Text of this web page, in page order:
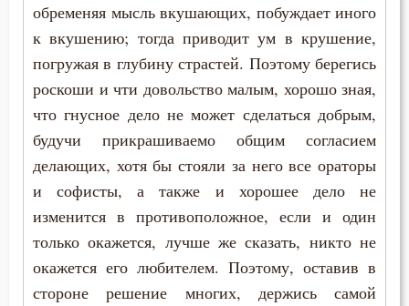
Терпение
Трезвение
Троица
Тщеславие
Ум
Христос
обременяя мысль вкушающих, побуждает иного
к вкушению; тогда приводит ум в крушение,
погружая в глубину страстей. Поэтому берегись
роскоши и чти довольство малым, хорошо зная,
что гнусное дело не может сделаться добрым,
будучи прикрашиваемо общим согласием
делающих, хотя бы стояли за него все ораторы
и софисты, а также и хорошее дело не
изменится в противоположное, если и один
только окажется, лучше же сказать, никто не
окажется его любителем. Поэтому, оставив в
стороне решение многих, держись самой